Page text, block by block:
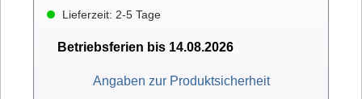
leicht abrasive Wirkung der Metallwolle lassen
angelagerten passiven Schichten gut
wird durch einen Trockenschwamm deutlich
Lieferzeit: 2-5 Tage
Betriebsferien bis 14.08.2026
Angaben zur Produktsicherheit